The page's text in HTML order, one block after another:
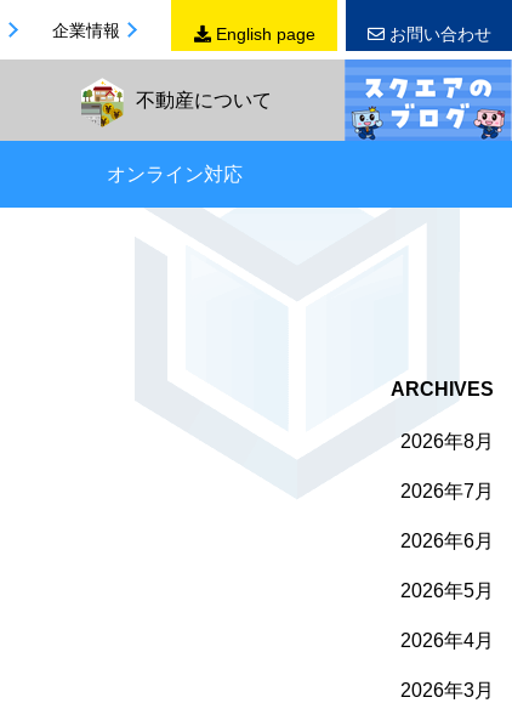
企業情報 English page お問い合わせ
オンライン対応
不動産について
ARCHIVES
2026年8月
2026年7月
2026年6月
2026年5月
2026年4月
2026年3月